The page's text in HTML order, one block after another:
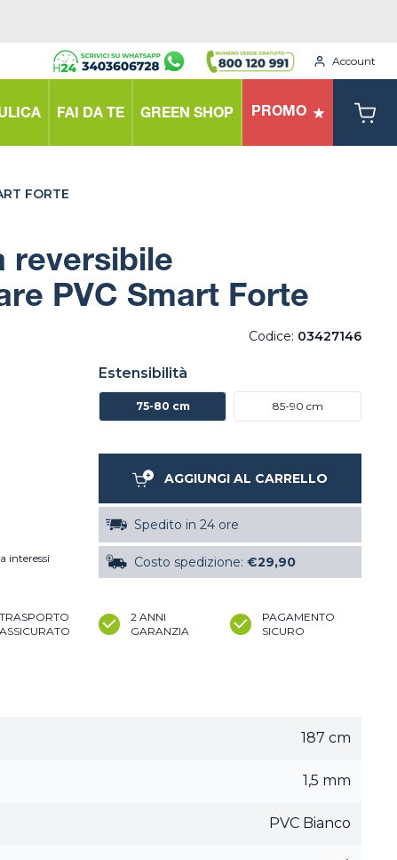
Account
FAI DA TE GREEN SHOP PROMO
FORTE
reversibile
PVC Smart Forte
Codice: 03427146
interessi
Estensibilità
75-80 cm 85-90 cm
AGGIUNGI AL CARRELLO
Spedito in 24 ore
Costo spedizione: €29,90
TRASPORTO
ASSICURATO
2 ANNI
GARANZIA
PAGAMENTO
SICURO
187 cm
1,5 mm
PVC Bianco